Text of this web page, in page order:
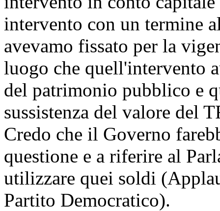
intervento con un termine
avevamo fissato per la
luogo che quell'intervento
del patrimonio pubblico e
sussistenza del valore del
Credo che il Governo
questione e a riferire al
utilizzare quei soldi
Partito Democratico).